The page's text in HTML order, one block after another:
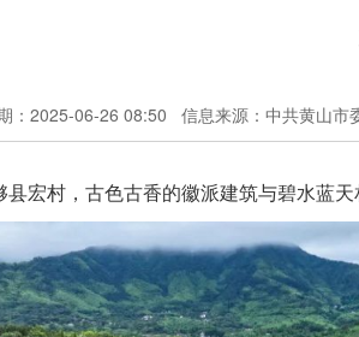
：2025-06-26 08:50 信息来源：中共黄山市
县宏村，古色古香的徽派建筑与碧水蓝